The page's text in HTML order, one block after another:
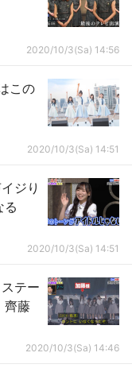
2020/10/3(Sa) 14:56
この
2020/10/3(Sa) 14:51
ジり
る
2020/10/3(Sa) 14:51
テー
齊藤
2020/10/3(Sa) 14:46